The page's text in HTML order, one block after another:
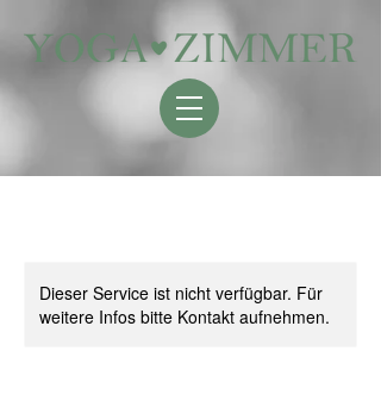
Dieser Service ist nicht verfügbar. Für
weitere Infos bitte Kontakt aufnehmen.